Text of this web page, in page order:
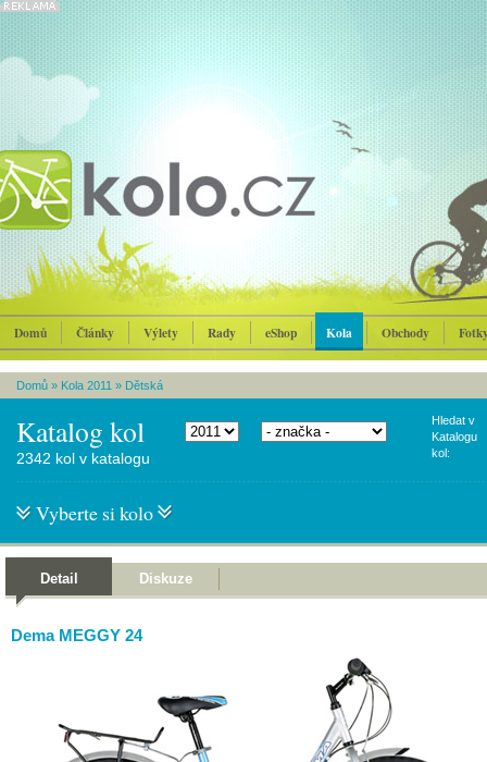
Domů Články Výlety Rady eShop Kola Obchody
Domů » Kola 2011 » Dětská
Katalog kol
Hledat v
Katalogu
kol:
2342 kol v katalogu
Vyberte si kolo
Detail Diskuze
Dema MEGGY 24